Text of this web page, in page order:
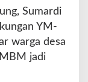
Sumardi
YM-
warga desa
jadi